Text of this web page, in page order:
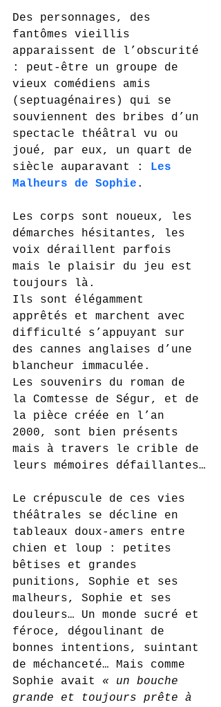
Des personnages, des
fantômes vieillis
apparaissent de l’obscurité
: peut-être un groupe de
vieux comédiens amis
(septuagénaires) qui se
souviennent des bribes d’un
spectacle théâtral vu ou
joué, par eux, un quart de
siècle auparavant : Les
Malheurs de Sophie .
Les corps sont noueux, les
démarches hésitantes, les
voix déraillent parfois
mais le plaisir du jeu est
toujours là.
Ils sont élégamment
apprêtés et marchent avec
difficulté s’appuyant sur
des cannes anglaises d’une
blancheur immaculée.
Les souvenirs du roman de
la Comtesse de Ségur, et de
la pièce créée en l’an
2000, sont bien présents
mais à travers le crible de
leurs mémoires défaillantes…
Le crépuscule de ces vies
théâtrales se décline en
tableaux doux-amers entre
chien et loup : petites
bêtises et grandes
punitions, Sophie et ses
malheurs, Sophie et ses
douleurs… Un monde sucré et
féroce, dégoulinant de
bonnes intentions, suintant
de méchanceté… Mais comme
Sophie avait « un bouche
grande et toujours prête à